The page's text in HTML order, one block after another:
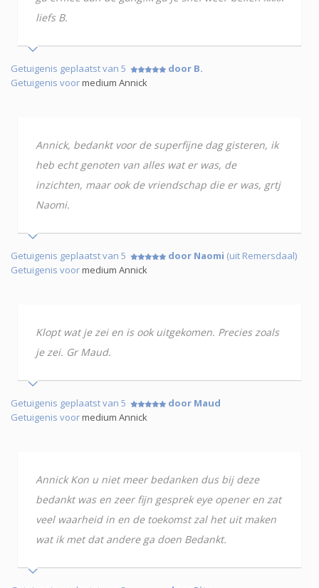
liefs B.
Getuigenis geplaatst van 5
door B.
Getuigenis voormedium Annick
Annick, bedankt voor de superfijne dag gisteren, ik
heb echt genoten van alles wat er was, de
inzichten, maar ook de vriendschap die er was, grtj
Naomi.
Getuigenis geplaatst van 5 door Naomi (uit Remersdaal)
Getuigenis voormedium Annick
Klopt wat je zei en is ook uitgekomen. Precies zoals
je zei. Gr Maud.
Getuigenis geplaatst van 5
door Maud
Getuigenis voormedium Annick
Annick Kon u niet meer bedanken dus bij deze
bedankt was en zeer fijn gesprek eye opener en zat
veel waarheid in en de toekomst zal het uit maken
wat ik met dat andere ga doen Bedankt.